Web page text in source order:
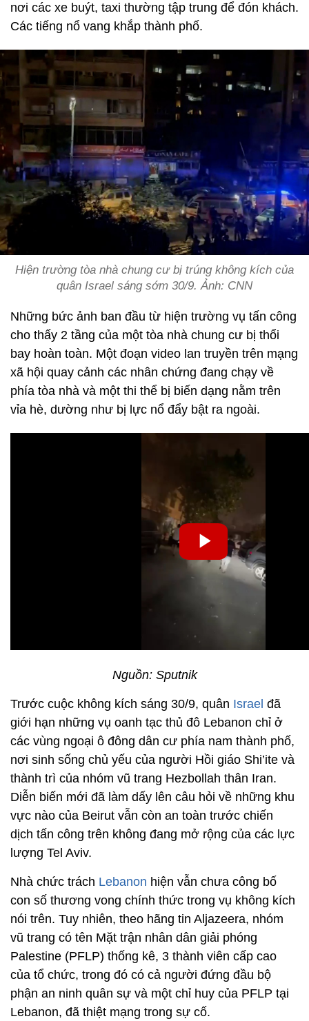
nơi các xe buýt, taxi thường tập trung để đón khách.
Các tiếng nổ vang khắp thành phố.
Hiện trường tòa nhà chung cư bị trúng không kích của
quân Israel sáng sớm 30/9. Ảnh: CNN
Những bức ảnh ban đầu từ hiện trường vụ tấn công
cho thấy 2 tầng của một tòa nhà chung cư bị thổi
bay hoàn toàn. Một đoạn video lan truyền trên mạng
xã hội quay cảnh các nhân chứng đang ​​chạy về
phía tòa nhà và một thi thể bị biến dạng nằm trên
vỉa hè, dường như bị lực nổ đẩy bật ra ngoài.
Nguồn: Sputnik
Trước cuộc không kích sáng 30/9, quân Israel đã
giới hạn những vụ oanh tạc thủ đô Lebanon chỉ ở
các vùng ngoại ô đông dân cư phía nam thành phố,
nơi sinh sống chủ yếu của người Hồi giáo Shi’ite và
thành trì của nhóm vũ trang Hezbollah thân Iran.
Diễn biến mới đã làm dấy lên câu hỏi về những khu
vực nào của Beirut vẫn còn an toàn trước chiến
dịch tấn công trên không đang mở rộng của các lực
lượng Tel Aviv.
Nhà chức trách Lebanon hiện vẫn chưa công bố
con số thương vong chính thức trong vụ không kích
nói trên. Tuy nhiên, theo hãng tin Aljazeera, nhóm
vũ trang có tên Mặt trận nhân dân giải phóng
Palestine (PFLP) thống kê, 3 thành viên cấp cao
của tổ chức, trong đó có cả người đứng đầu bộ
phận an ninh quân sự và một chỉ huy của PFLP tại
Lebanon, đã thiệt mạng trong sự cố.